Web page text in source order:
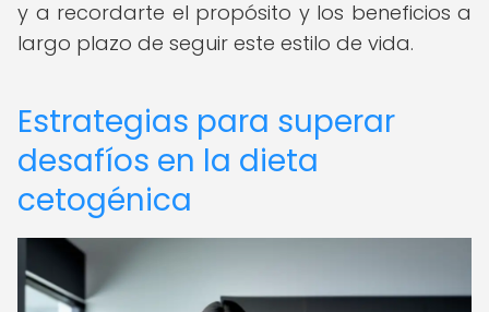
y a recordarte el propósito y los beneficios a
largo plazo de seguir este estilo de vida.
Estrategias para superar
desafíos en la dieta
cetogénica